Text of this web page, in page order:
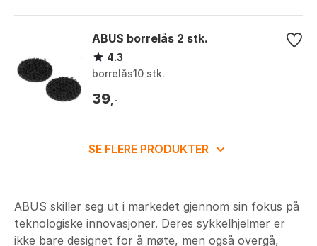
ABUS borrelås 2 stk.
4.3
borrelås10 stk.
39 ,-
SE FLERE PRODUKTER
ABUS skiller seg ut i markedet gjennom sin fokus på
teknologiske innovasjoner. Deres sykkelhjelmer er
ikke bare designet for å møte, men også overgå,